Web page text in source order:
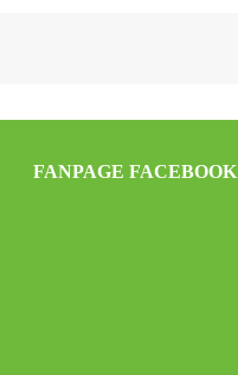
FANPAGE FACEBOOK